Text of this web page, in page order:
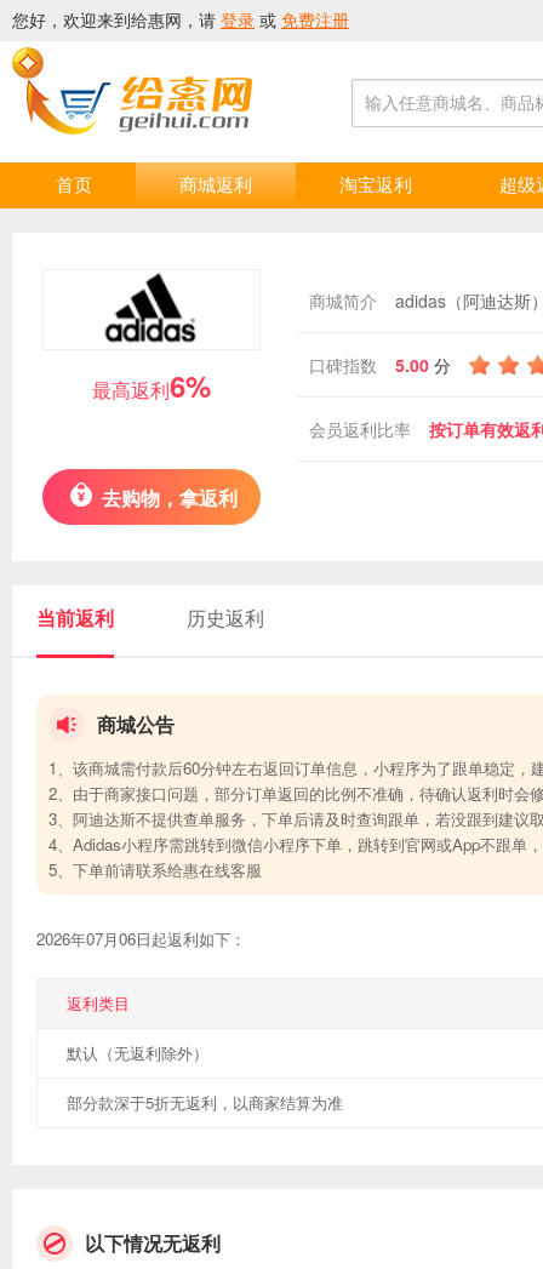
您好，欢迎来到给惠网 ，请 登录 或 免费注册
输入任意商城名、商品
首页 商城返利 淘宝返利 超级
最高返利6%
去购物，拿返利
商城简介
口碑指数 5.00 分
会员返利比率 按订单有效返
当前返利 历史返利
商城公告
1、该商城需付款后60分钟左右返回订单信息，小程序为了跟单稳定，
2、由于商家接口问题，部分订单返回的比例不准确，待确认返利时会
3、 阿迪达斯不提供查单服务，下单后请及时查询跟单，若没跟到建议
4、Adidas小程序需跳转到微信小程序下单，跳转到官网或App不跟单
5、下单前请联系给惠在线客服
2026年07月06日起返利如下：
返利类目
默认（无返利除外）
部分款深于5折无返利，以商家结算为准
以下情况无返利